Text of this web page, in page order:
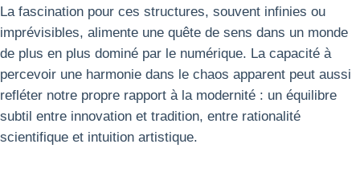
La fascination pour ces structures, souvent infinies ou
imprévisibles, alimente une quête de sens dans un monde
de plus en plus dominé par le numérique. La capacité à
percevoir une harmonie dans le chaos apparent peut aussi
refléter notre propre rapport à la modernité : un équilibre
subtil entre innovation et tradition, entre rationalité
scientifique et intuition artistique.